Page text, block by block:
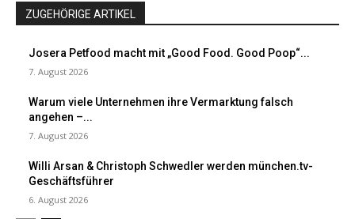
ZUGEHÖRIGE ARTIKEL
Josera Petfood macht mit „Good Food. Good Poop“...
7. August 2026
Warum viele Unternehmen ihre Vermarktung falsch
angehen –...
7. August 2026
Willi Arsan & Christoph Schwedler werden münchen.tv-
Geschäftsführer
6. August 2026